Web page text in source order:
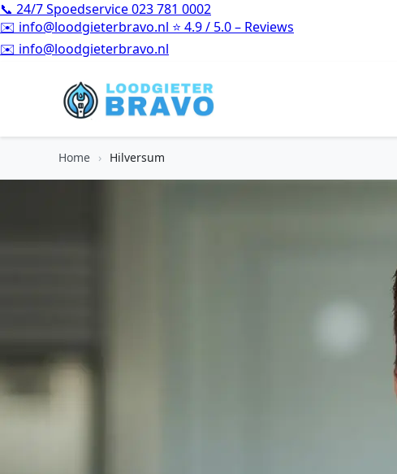
📞 24/7 Spoedservice023 781 0002
✉️ info@loodgieterbravo.nl ⭐ 4.9 / 5.0 – Reviews
⭐4.9 / 5.0 – Reviews
Home › Hilversum